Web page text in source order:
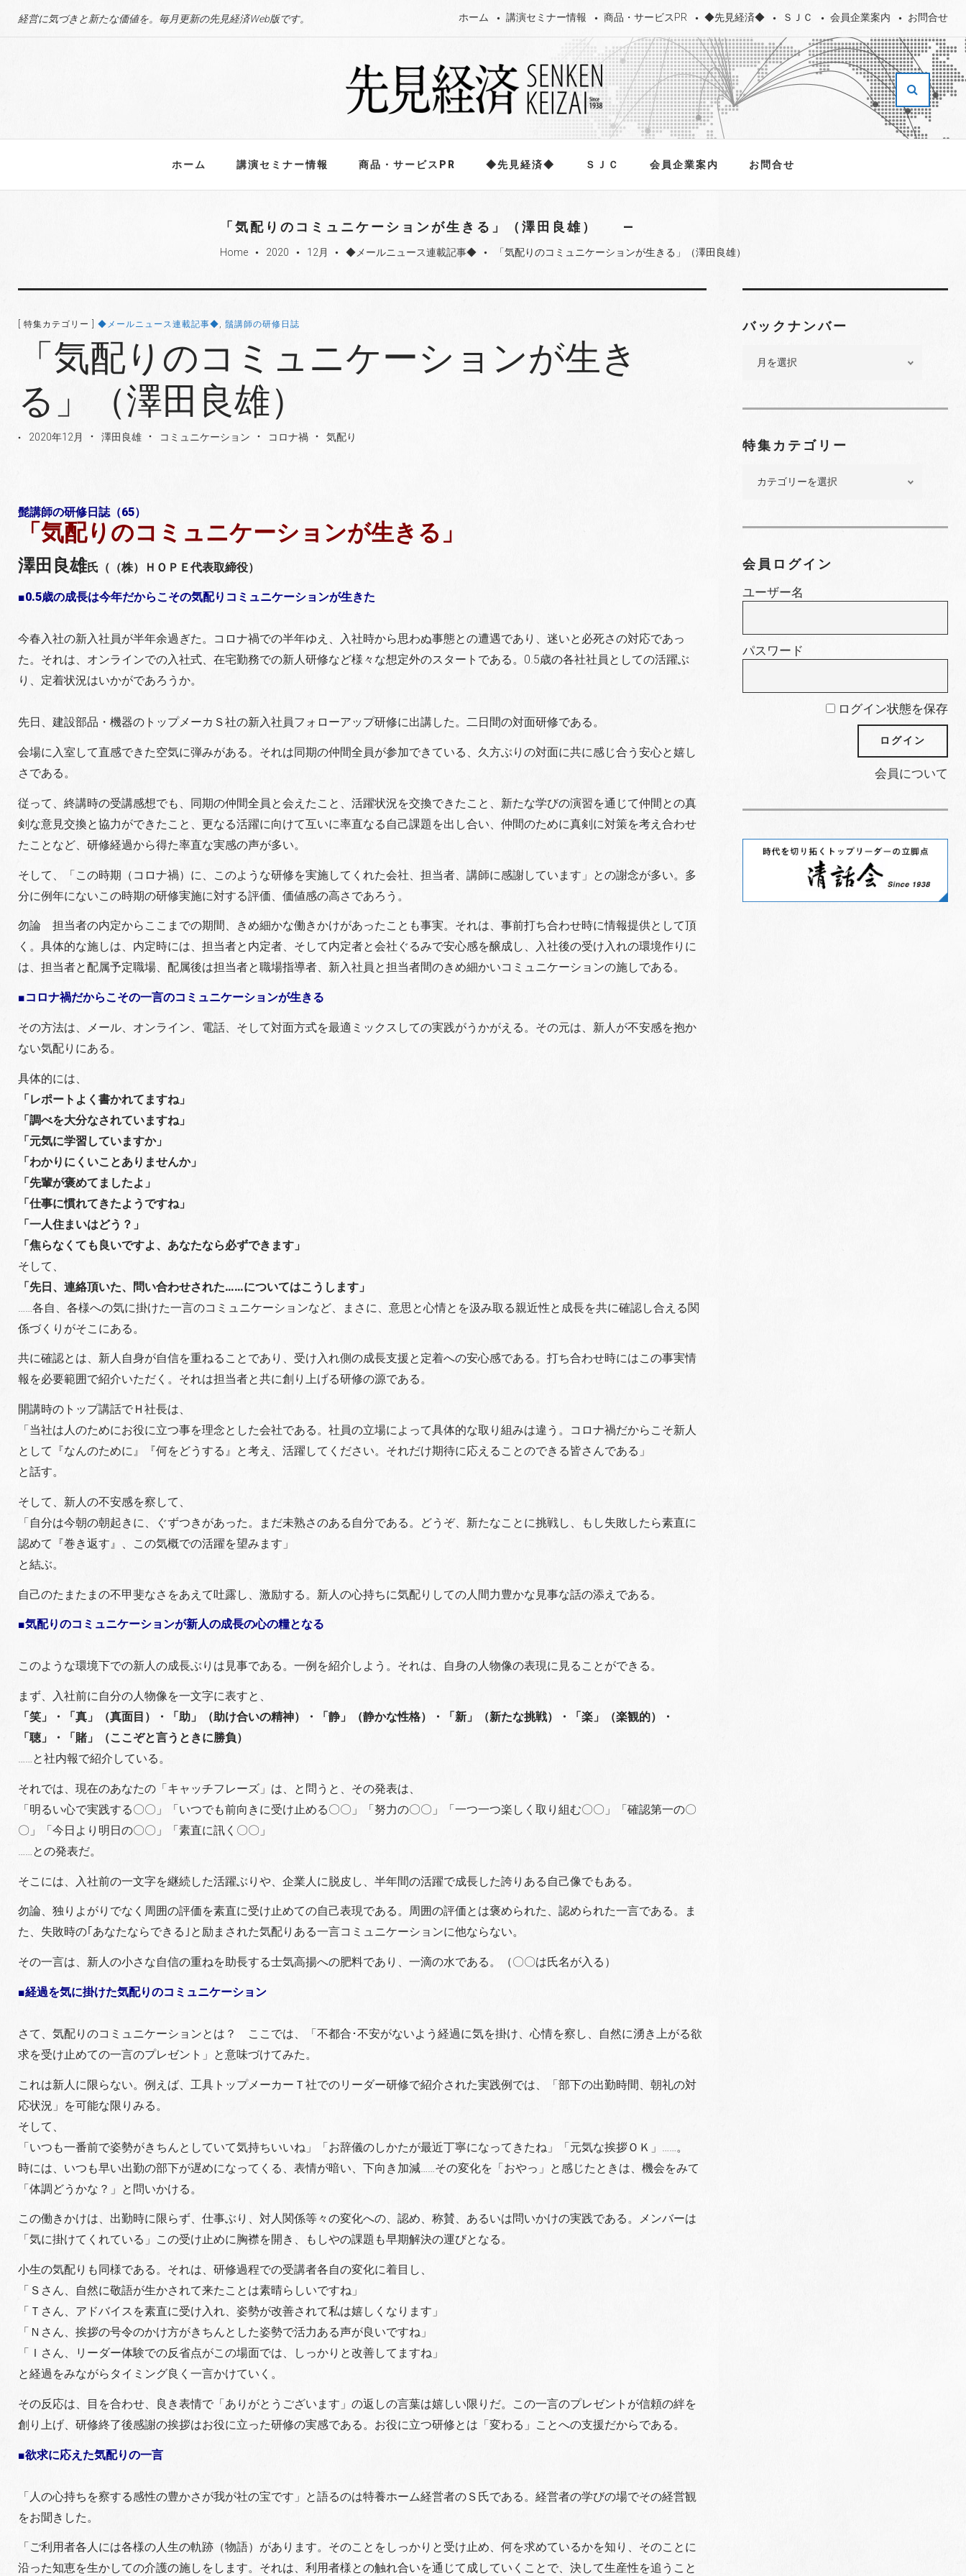
o
経営に気づきと新たな価値を。毎月更新の先見経済Web版です。 ホーム 講演セミナー情報 商品・サービスPR ◆先見経済◆ ＳＪＣ 会員企業案内 お問合せ
ホーム 講演セミナー情報 商品・サービスPR ◆先見経済◆ ＳＪＣ 会員企業案内 お問合せ
「気配りのコミュニケーションが生きる」（澤田良雄）
Home fiber_manual_record 2020 fiber_manual_record 12月 fiber_manual_record ◆メールニュース連載記事◆ fiber_manual_record 「気配りのコミュニケーションが生きる」（澤田良雄）
[ 特集カテゴリー ] ◆メールニュース連載記事◆, 鬚講師の研修日誌
「気配りのコミュニケーションが生き
る」（澤田良雄）
2020年12月 澤田良雄 コミュニケーション コロナ禍 気配り
髭講師の研修日誌（65）
「気配りのコミュニケーションが生きる」
澤田良雄氏（（株）ＨＯＰＥ代表取締役）
■0.5歳の成長は今年だからこその気配りコミュニケーションが生きた
今春入社の新入社員が半年余過ぎた。コロナ禍での半年ゆえ、入社時から思わぬ事態との遭遇であり、迷いと必死さの対応であっ
た。それは、オンラインでの入社式、在宅勤務での新人研修など様々な想定外のスタートである。0.5歳の各社社員としての活躍ぶ
り、定着状況はいかがであろうか。
先日、建設部品・機器のトップメーカＳ社の新入社員フォローアップ研修に出講した。二日間の対面研修である。
会場に入室して直感できた空気に弾みがある。それは同期の仲間全員が参加できている、久方ぶりの対面に共に感じ合う安心と嬉し
さである。
従って、終講時の受講感想でも、同期の仲間全員と会えたこと、活躍状況を交換できたこと、新たな学びの演習を通じて仲間との真
剣な意見交換と協力ができたこと、更なる活躍に向けて互いに率直なる自己課題を出し合い、仲間のために真剣に対策を考え合わせ
たことなど、研修経過から得た率直な実感の声が多い。
そして、「この時期（コロナ禍）に、このような研修を実施してくれた会社、担当者、講師に感謝しています」との謝念が多い。多
分に例年にないこの時期の研修実施に対する評価、価値感の高さであろう。
勿論 担当者の内定からここまでの期間、きめ細かな働きかけがあったことも事実。それは、事前打ち合わせ時に情報提供として頂
く。具体的な施しは、内定時には、担当者と内定者、そして内定者と会社ぐるみで安心感を醸成し、入社後の受け入れの環境作りに
は、担当者と配属予定職場、配属後は担当者と職場指導者、新入社員と担当者間のきめ細かいコミュニケーションの施しである。
■コロナ禍だからこその一言のコミュニケーションが生きる
その方法は、メール、オンライン、電話、そして対面方式を最適ミックスしての実践がうかがえる。その元は、新人が不安感を抱か
ない気配りにある。
具体的には、
「レポートよく書かれてますね」
「調べを大分なされていますね」
「元気に学習していますか」
「わかりにくいことありませんか」
「先輩が褒めてましたよ」
「仕事に慣れてきたようですね」
「一人住まいはどう？」
「焦らなくても良いですよ、あなたなら必ずできます」
そして、
「先日、連絡頂いた、問い合わせされた……についてはこうします」
……各自、各様への気に掛けた一言のコミュニケーションなど、まさに、意思と心情とを汲み取る親近性と成長を共に確認し合える関
係づくりがそこにある。
共に確認とは、新人自身が自信を重ねることであり、受け入れ側の成長支援と定着への安心感である。打ち合わせ時にはこの事実情
報を必要範囲で紹介いただく。それは担当者と共に創り上げる研修の源である。
開講時のトップ講話でＨ社長は、
「当社は人のためにお役に立つ事を理念とした会社である。社員の立場によって具体的な取り組みは違う。コロナ禍だからこそ新人
として『なんのために』『何をどうする』と考え、活躍してください。それだけ期待に応えることのできる皆さんである」
と話す。
そして、新人の不安感を察して、
「自分は今朝の朝起きに、ぐずつきがあった。まだ未熟さのある自分である。どうぞ、新たなことに挑戦し、もし失敗したら素直に
認めて『巻き返す』、この気概での活躍を望みます」
と結ぶ。
自己のたまたまの不甲斐なさをあえて吐露し、激励する。新人の心持ちに気配りしての人間力豊かな見事な話の添えである。
■気配りのコミュニケーションが新人の成長の心の糧となる
このような環境下での新人の成長ぶりは見事である。一例を紹介しよう。それは、自身の人物像の表現に見ることができる。
まず、入社前に自分の人物像を一文字に表すと、
「笑」・「真」（真面目）・「助」（助け合いの精神）・「静」（静かな性格）・「新」（新たな挑戦）・「楽」（楽観的）・
「聴」・「賭」（ここぞと言うときに勝負）
……と社内報で紹介している。
それでは、現在のあなたの「キャッチフレーズ」は、と問うと、その発表は、
「明るい心で実践する〇〇」「いつでも前向きに受け止める〇〇」「努力の〇〇」「一つ一つ楽しく取り組む〇〇」「確認第一の〇
〇」「今日より明日の〇〇」「素直に訊く〇〇」
……との発表だ。
そこには、入社前の一文字を継続した活躍ぶりや、企業人に脱皮し、半年間の活躍で成長した誇りある自己像でもある。
勿論、独りよがりでなく周囲の評価を素直に受け止めての自己表現である。周囲の評価とは褒められた、認められた一言である。ま
た、失敗時の｢あなたならできる｣と励まされた気配りある一言コミュニケーションに他ならない。
その一言は、新人の小さな自信の重ねを助長する士気高揚への肥料であり、一滴の水である。（〇〇は氏名が入る）
■経過を気に掛けた気配りのコミュニケーション
さて、気配りのコミュニケーションとは？ ここでは、「不都合･不安がないよう経過に気を掛け、心情を察し、自然に湧き上がる欲
求を受け止めての一言のプレゼント」と意味づけてみた。
これは新人に限らない。例えば、工具トップメーカーＴ社でのリーダー研修で紹介された実践例では、「部下の出勤時間、朝礼の対
応状況」を可能な限りみる。
そして、
「いつも一番前で姿勢がきちんとしていて気持ちいいね」「お辞儀のしかたが最近丁寧になってきたね」「元気な挨拶ＯＫ」……。
時には、いつも早い出勤の部下が遅めになってくる、表情が暗い、下向き加減……その変化を「おやっ」と感じたときは、機会をみて
「体調どうかな？」と問いかける。
この働きかけは、出勤時に限らず、仕事ぶり、対人関係等々の変化への、認め、称賛、あるいは問いかけの実践である。メンバーは
「気に掛けてくれている」この受け止めに胸襟を開き、もしやの課題も早期解決の運びとなる。
小生の気配りも同様である。それは、研修過程での受講者各自の変化に着目し、
「Ｓさん、自然に敬語が生かされて来たことは素晴らしいですね」
「Ｔさん、アドバイスを素直に受け入れ、姿勢が改善されて私は嬉しくなります」
「Ｎさん、挨拶の号令のかけ方がきちんとした姿勢で活力ある声が良いですね」
「Ｉさん、リーダー体験での反省点がこの場面では、しっかりと改善してますね」
と経過をみながらタイミング良く一言かけていく。
その反応は、目を合わせ、良き表情で「ありがとうございます」の返しの言葉は嬉しい限りだ。この一言のプレゼントが信頼の絆を
創り上げ、研修終了後感謝の挨拶はお役に立った研修の実感である。お役に立つ研修とは「変わる」ことへの支援だからである。
■欲求に応えた気配りの一言
「人の心持ちを察する感性の豊かさが我が社の宝です」と語るのは特養ホーム経営者のＳ氏である。経営者の学びの場でその経営観
をお聞きした。
「ご利用者各人には各様の人生の軌跡（物語）があります。そのことをしっかりと受け止め、何を求めているかを知り、そのことに
沿った知恵を生かしての介護の施しをします。それは、利用者様との触れ合いを通じて成していくことで、決して生産性を追うこと
バックナンバー
ナ
バ
特集カテゴリー
テ
リ
会員ログイン
ユーザー名
パスワード
ログイン状態を保存
会員について